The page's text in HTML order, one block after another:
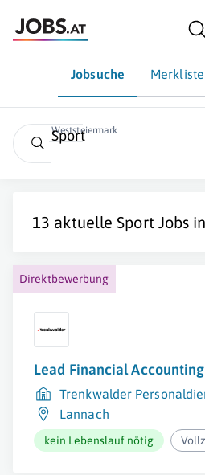
Jobsuche Merkliste
Weststeiermark
Sport
13 aktuelleSport Jobs in
Direktbewerbung
Lead Financial
Trenkwalder
Lannach
kein Lebenslauf nötig